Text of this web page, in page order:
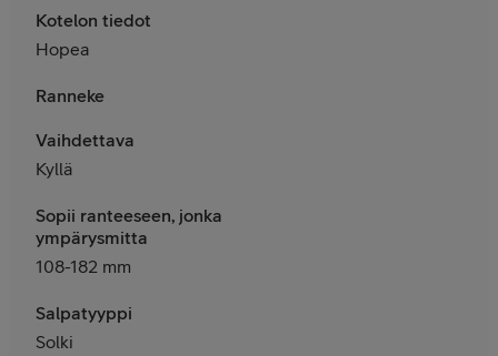
Kotelon tiedot
Hopea
Ranneke
Vaihdettava
Kyllä
Sopii ranteeseen, jonka
ympärysmitta
108-182 mm
Salpatyyppi
Solki